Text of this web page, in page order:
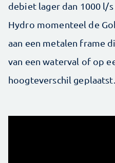
debiet lager dan 1000 l/
Hydro momenteel de
aan een metalen frame
van een waterval of op
hoogteverschil geplaatst.